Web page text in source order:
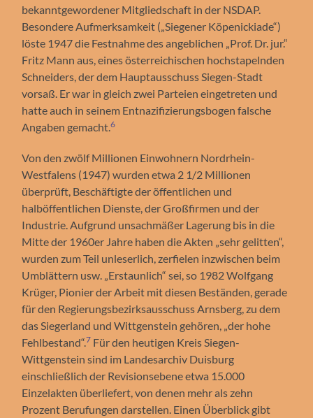
bekanntgewordener Mitgliedschaft in der NSDAP.
Besondere Aufmerksamkeit („Siegener Köpenickiade“)
löste 1947 die Festnahme des angeblichen „Prof. Dr. jur.“
Fritz Mann aus, eines österreichischen hochstapelnden
Schneiders, der dem Hauptausschuss Siegen-Stadt
vorsaß. Er war in gleich zwei Parteien eingetreten und
hatte auch in seinem Entnazifizierungsbogen falsche
Angaben gemacht.6
Von den zwölf Millionen Einwohnern Nordrhein-
Westfalens (1947) wurden etwa 2 1/2 Millionen
überprüft, Beschäftigte der öffentlichen und
halböffentlichen Dienste, der Großfirmen und der
Industrie. Aufgrund unsachmäßer Lagerung bis in die
Mitte der 1960er Jahre haben die Akten „sehr gelitten“,
wurden zum Teil unleserlich, zerfielen inzwischen beim
Umblättern usw. „Erstaunlich“ sei, so 1982 Wolfgang
Krüger, Pionier der Arbeit mit diesen Beständen, gerade
für den Regierungsbezirksausschuss Arnsberg, zu dem
das Siegerland und Wittgenstein gehören, „der hohe
Fehlbestand“.7 Für den heutigen Kreis Siegen-
Wittgenstein sind im Landesarchiv Duisburg
einschließlich der Revisionsebene etwa 15.000
Einzelakten überliefert, von denen mehr als zehn
Prozent Berufungen darstellen. Einen Überblick gibt